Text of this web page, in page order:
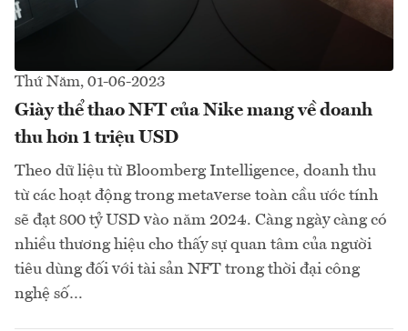
Thứ Năm, 01-06-2023
Giày thể thao NFT của Nike mang về doanh
thu hơn 1 triệu USD
Theo dữ liệu từ Bloomberg Intelligence, doanh thu
từ các hoạt động trong metaverse toàn cầu ước tính
sẽ đạt 800 tỷ USD vào năm 2024. Càng ngày càng có
nhiều thương hiệu cho thấy sự quan tâm của người
tiêu dùng đối với tài sản NFT trong thời đại công
nghệ số…